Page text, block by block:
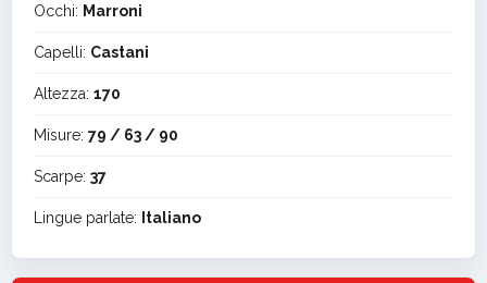
Occhi: Marroni
Capelli: Castani
Altezza: 170
Misure: 79 / 63 / 90
Scarpe: 37
Lingue parlate: Italiano